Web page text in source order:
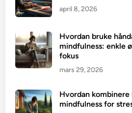
april 8, 2026
Hvordan bruke
mindfulness: enkle
fokus
mars 29, 2026
Hvordan kombinere
mindfulness for